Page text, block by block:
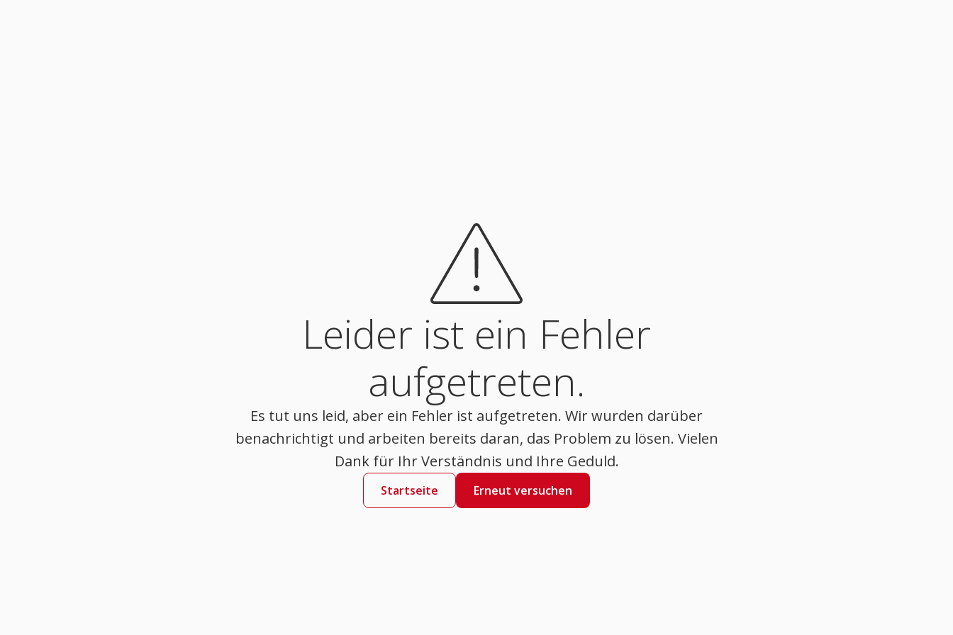
Leider ist ein Fehler
aufgetreten.
Es tut uns leid, aber ein Fehler ist aufgetreten. Wir wurden darüber
benachrichtigt und arbeiten bereits daran, das Problem zu lösen. Vielen
Dank für Ihr Verständnis und Ihre Geduld.
Startseite Erneut versuchen